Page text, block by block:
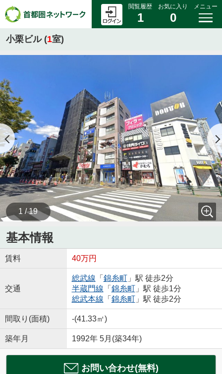
閲覧履歴
1
お気に入り
0
メニュー
小栗ビル (1室)
1 / 19
基本情報
賃料 40万円
交通
総武線 「 錦糸町」駅 徒歩2分
半蔵門線 「 錦糸町」駅 徒歩1分
総武本線 「 錦糸町」駅 徒歩2分
間取り(面積) -(41.33㎡)
築年月 1992年 5月(築34年)
お問い合わせ(無料)